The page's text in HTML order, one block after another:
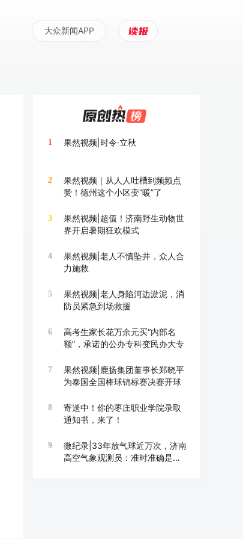
大众新闻APP
1 果然视频|时令·立秋
2
果然视频｜从人人吐槽到频频点
赞！德州这个小区变“暖”了
3
果然视频|超值！济南野生动物世
界开启暑期狂欢模式
4
果然视频|老人不慎坠井，众人合
力施救
5
果然视频|老人身陷河边淤泥，消
防员紧急到场救援
6
高考生家长花万余元买“内部名
额”，承诺的公办专科变民办大专
7
果然视频|鹿扬集团董事长郑晓平
为泰国全国棒球锦标赛决赛开球
8
寄送中！你的枣庄职业学院录取
通知书，来了！
9
微纪录|33年放气球近万次，济南
高空气象观测员：准时准确是底